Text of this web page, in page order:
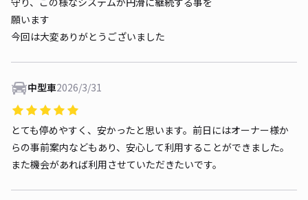
願います
今回は大変ありがとうございました
中型車2026/3/31
とても停めやすく、安かったと思います。前日にはオーナー様か
らの事前案内などもあり、安心して利用することができました。
また機会があれば利用させていただきたいです。